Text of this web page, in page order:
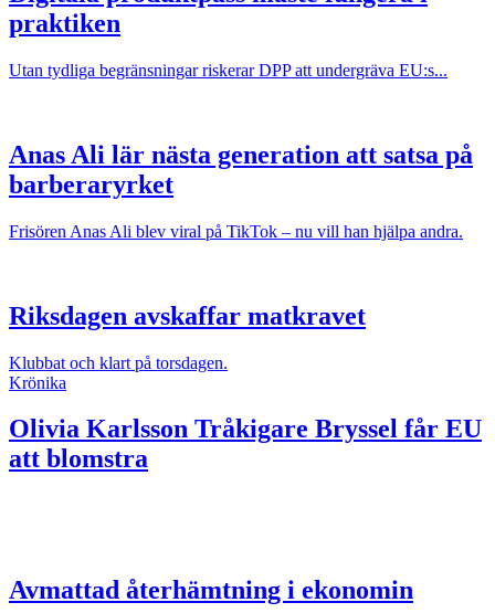
praktiken
Utan tydliga begränsningar riskerar DPP att undergräva EU:s...
Anas Ali lär nästa generation att satsa på
barberaryrket
Frisören Anas Ali blev viral på TikTok – nu vill han hjälpa andra.
Riksdagen avskaffar matkravet
Klubbat och klart på torsdagen.
Krönika
Olivia Karlsson Tråkigare Bryssel får EU
att blomstra
Avmattad återhämtning i ekonomin